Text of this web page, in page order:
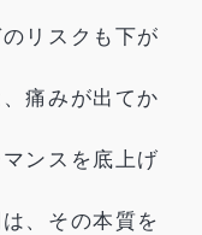
リスクも下が
痛みが出てか
ンスを底上げ
、その本質を